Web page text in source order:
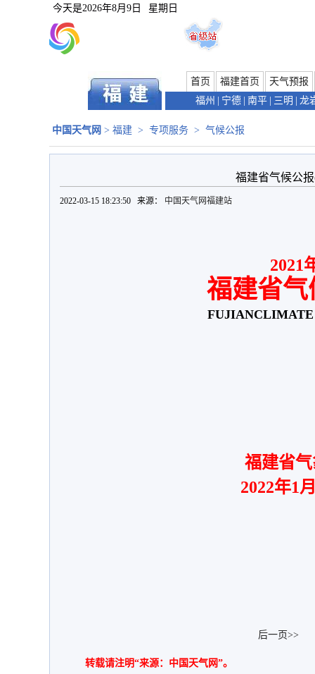
今天是2026年8月9日 星期日
首页 福建首页
天气预报
福州
宁德 南平 三明 龙
中国天气网 > 福建 > 专项服务 > 气候公报
福建省气候公
2022-03-15 18:23:50 来源： 中国天气网福建站
2021
福建省气
FUJIAN
福建省
2022年1
后一页>>
转载请注明“来源：中国天气网”。